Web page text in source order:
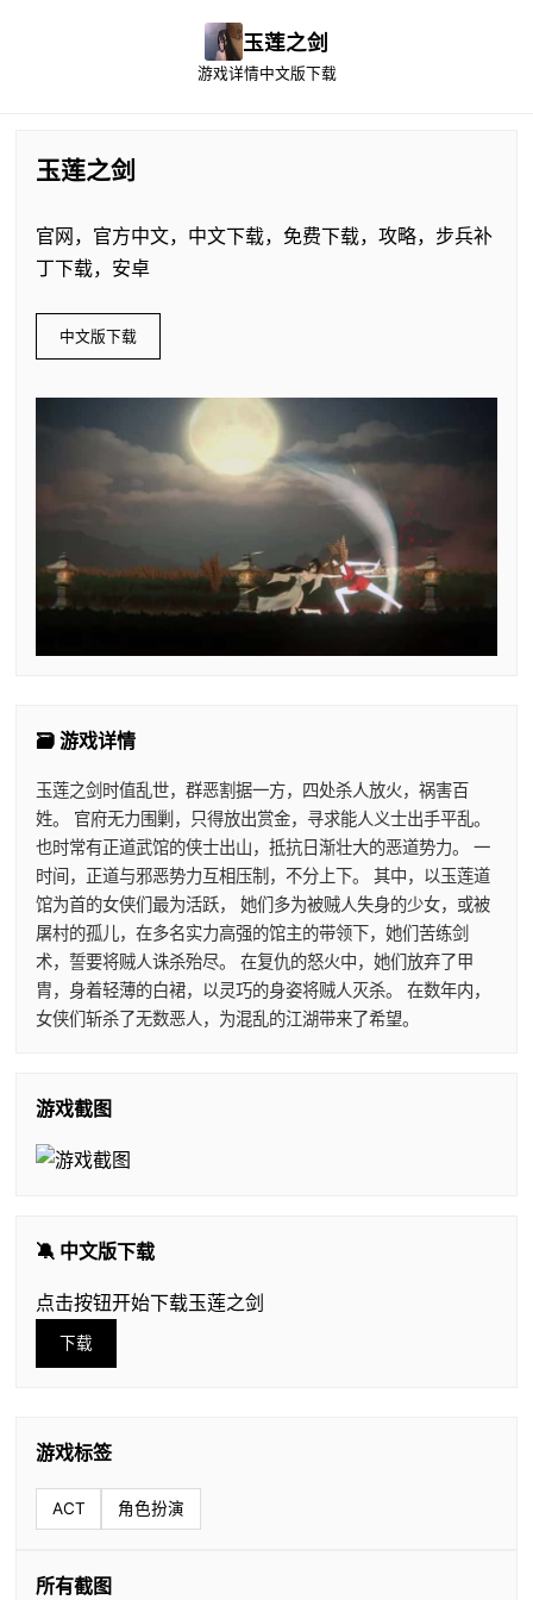
玉莲之剑
游戏详情中文版下载
玉莲之剑
官网，官方中文，中文下载，免费下载，攻略，步兵补
丁下载，安卓
中文版下载
🗃️ 游戏详情
玉莲之剑时值乱世，群恶割据一方，四处杀人放火，祸害百
姓。 官府无力围剿，只得放出赏金，寻求能人义士出手平乱。
也时常有正道武馆的侠士出山，抵抗日渐壮大的恶道势力。 一
时间，正道与邪恶势力互相压制，不分上下。 其中，以玉莲道
馆为首的女侠们最为活跃， 她们多为被贼人失身的少女，或被
屠村的孤儿，在多名实力高强的馆主的带领下，她们苦练剑
术，誓要将贼人诛杀殆尽。 在复仇的怒火中，她们放弃了甲
胄，身着轻薄的白裙，以灵巧的身姿将贼人灭杀。 在数年内，
女侠们斩杀了无数恶人，为混乱的江湖带来了希望。
游戏截图
🔕 中文版下载
点击按钮开始下载玉莲之剑
下载
游戏标签
ACT 角色扮演
所有截图